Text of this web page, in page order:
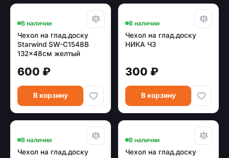
В наличии
Чехол на глад.доску
Starwind SW-C1548B
132x48см желтый
600 ₽
В корзину
В наличии
Чехол на глад.доску
НИКА Ч3
300 ₽
В корзину
В наличии
Чехол на глад.доску
В наличии
Чехол на глад.доску